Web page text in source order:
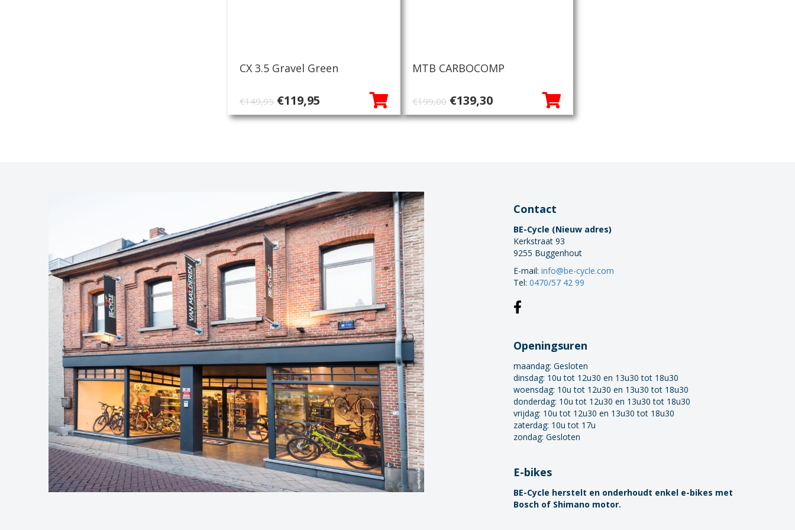
CX 3.5 Gravel Green
€149,95 Oorspronkelijke
prijs
€119,95Huidige
prijs
MTB CARBOCOMP
€199,00 Oorspronkelijke
prijs
€139,30Huidige
prijs
Contact
BE-Cycle (Nieuw adres)
Kerkstraat 93
9255 Buggenhout
E-mail:info@be-cycle.com
Tel:0470/57 42 99
Openingsuren
maandag:Gesloten
dinsdag: 10u tot 12u30 en 13u30 tot 18u30
woensdag: 10u tot 12u30 en 13u30 tot 18u30
donderdag: 10u tot 12u30 en 13u30 tot 18u30
vrijdag: 10u tot 12u30 en 13u30 tot 18u30
zaterdag: 10u tot 17u
zondag: Gesloten
E-bikes
BE-Cycle herstelt en onderhoudt enkel e-bikes met
Bosch of Shimano motor.